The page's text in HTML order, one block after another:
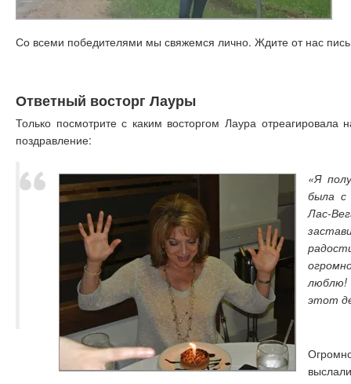
Со всеми победителями мы свяжемся лично. Ждите от нас
Ответный восторг Лауры
Только посмотрите с каким восторгом Лаура отреагировала
поздравление:
«Я
была
Лас-
этот